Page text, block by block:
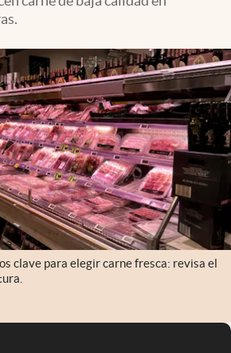
clave para elegir carne fresca: revisa el